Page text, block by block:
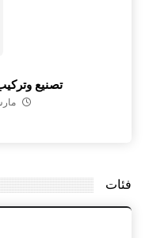
تصنيع
مارس
فئات